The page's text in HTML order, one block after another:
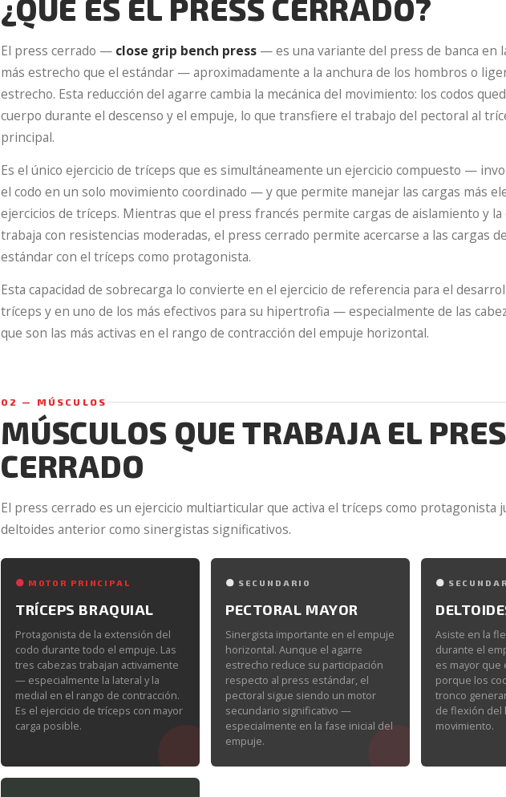
¿QUÉ ES EL PRESS CERRADO?
El press cerrado — close grip bench press— es una variante del press de banca en
más estrecho que el estándar — aproximadamente a la anchura de los hombros o
estrecho. Esta reducción del agarre cambia la mecánica del movimiento: los codos
cuerpo durante el descenso y el empuje, lo que transfiere el trabajo del pectoral al
principal.
Es el único ejercicio de tríceps que es simultáneamente un ejercicio compuesto —
el codo en un solo movimiento coordinado — y que permite manejar las cargas más
ejercicios de tríceps. Mientras que el press francés permite cargas de aislamiento y
trabaja con resistencias moderadas, el press cerrado permite acercarse a las cargas
estándar con el tríceps como protagonista.
Esta capacidad de sobrecarga lo convierte en el ejercicio de referencia para el
tríceps y en uno de los más efectivos para su hipertrofia — especialmente de las
que son las más activas en el rango de contracción del empuje horizontal.
02 — MÚSCULOS
MÚSCULOS QUE TRABAJA EL
CERRADO
El press cerrado es un ejercicio multiarticular que activa el tríceps como protagonista
deltoides anterior como sinergistas significativos.
MOTOR PRINCIPAL
TRÍCEPS BRAQUIAL
Protagonista de la extensión del
codo durante todo el empuje. Las
tres cabezas trabajan activamente
— especialmente la lateral y la
medial en el rango de contracción.
Es el ejercicio de tríceps con mayor
carga posible.
SECUNDARIO
PECTORAL MAYOR
Sinergista importante en el empuje
horizontal. Aunque el agarre
estrecho reduce su participación
respecto al press estándar, el
pectoral sigue siendo un motor
secundario significativo —
especialmente en la fase inicial del
empuje.
Asiste en la
durante el
es mayor que
porque los
tronco
de flexión del
movimiento.